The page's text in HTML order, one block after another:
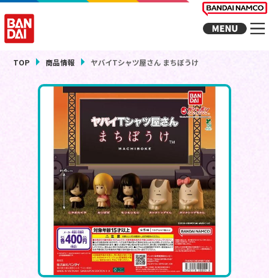
TOP 商品情報 ヤバイTシャツ屋さん まちぼうけ